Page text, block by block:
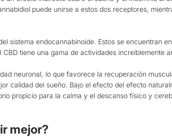
puede unirse a estos dos receptores,
sistema endocannabinoide. Estos se encuentran
tiene una gama de actividades increíblemente
neuronal, lo que favorece la recuperación
calidad del sueño. Bajo el efecto del efecto
propicio para la calma y el descanso físico y
mejor?